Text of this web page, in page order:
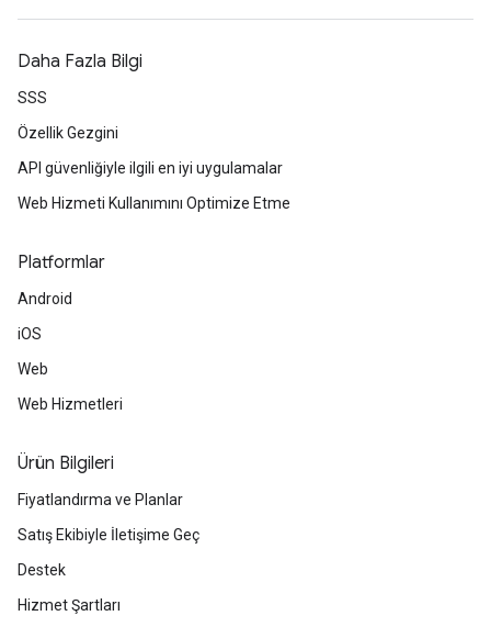
Daha Fazla Bilgi
SSS
Özellik Gezgini
API güvenliğiyle ilgili en iyi uygulamalar
Web Hizmeti Kullanımını Optimize Etme
Platformlar
Android
iOS
Web
Web Hizmetleri
Ürün Bilgileri
Fiyatlandırma ve Planlar
Satış Ekibiyle İletişime Geç
Destek
Hizmet Şartları